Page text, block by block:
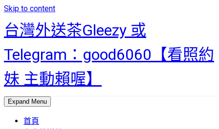
Skip to content
台灣外送茶Gleezy 或
Telegram：good6060【看照約
妹 主動賴喔】
Expand Menu
首頁